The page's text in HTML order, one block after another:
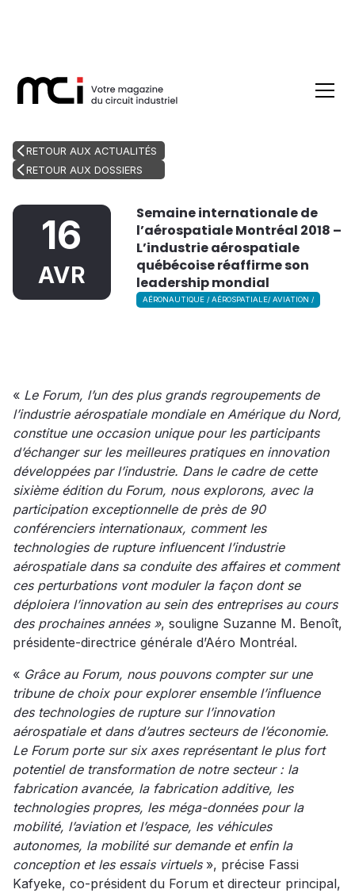
RETOUR AUX ACTUALITÉS
RETOUR AUX DOSSIERS
16
AVR
Semaine internationale de
l’aérospatiale Montréal 2018 –
L’industrie aérospatiale
québécoise réaffirme son
leadership mondial
AÉRONAUTIQUE / AÉROSPATIALE/ AVIATION /
« Le Forum, l’un des plus grands regroupements de
l’industrie aérospatiale mondiale en Amérique du Nord,
constitue une occasion unique pour les participants
d’échanger sur les meilleures pratiques en innovation
développées par l’industrie. Dans le cadre de cette
sixième édition du Forum, nous explorons, avec la
participation exceptionnelle de près de 90
conférenciers internationaux, comment les
technologies de rupture influencent l’industrie
aérospatiale dans sa conduite des affaires et comment
ces perturbations vont moduler la façon dont se
déploiera l’innovation au sein des entreprises au cours
des prochaines années », souligne Suzanne M. Benoît,
présidente-directrice générale d’Aéro Montréal.
« Grâce au Forum, nous pouvons compter sur une
tribune de choix pour explorer ensemble l’influence
des technologies de rupture sur l’innovation
aérospatiale et dans d’autres secteurs de l’économie.
Le Forum porte sur six axes représentant le plus fort
potentiel de transformation de notre secteur : la
fabrication avancée, la fabrication additive, les
technologies propres, les méga-données pour la
mobilité, l’aviation et l’espace, les véhicules
autonomes, la mobilité sur demande et enfin la
conception et les essais virtuels», précise Fassi
Kafyeke, co-président du Forum et directeur principal,